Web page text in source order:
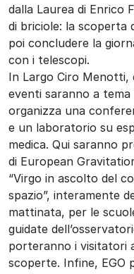
dalla Laurea di Enrico
di briciole: la scoperta
poi concludere la
con i telescopi.
In Largo Ciro Menotti,
eventi saranno a tema
organizza una
e un laboratorio su
medica. Qui saranno
di European
“Virgo in ascolto del
spazio”, interamente
mattinata, per le
guidate
porteranno i visitatori
scoperte. Infine, EGO